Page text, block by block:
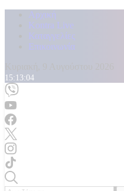
Αρχική
Kontra Live
Καταγγελίες
Επικοινωνία
15:13:06